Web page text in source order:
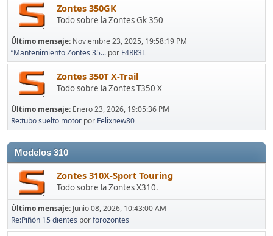
Zontes 350GK
Todo sobre la Zontes Gk 350
Último mensaje: Noviembre 23, 2025, 19:58:19 PM
“Mantenimiento Zontes 35... por F4RR3L
Zontes 350T X-Trail
Todo sobre la Zontes T350 X
Último mensaje: Enero 23, 2026, 19:05:36 PM
Re:tubo suelto motor por Felixnew80
Modelos 310
Zontes 310X-Sport Touring
Todo sobre la Zontes X310.
Último mensaje: Junio 08, 2026, 10:43:00 AM
Re:Piñón 15 dientes porforozontes